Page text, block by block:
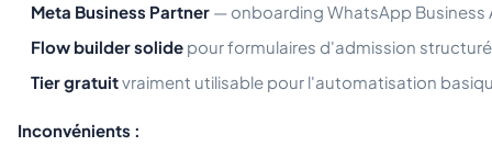
Meta Business Partner — onboarding WhatsApp Business
Flow builder solide pour formulaires d'admission
Tier gratuitvraiment utilisable pour l'automatisation
Inconvénients :